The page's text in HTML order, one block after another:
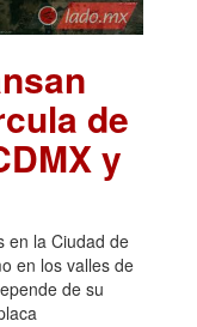
de
y
en la Ciudad de
en los valles de
de su